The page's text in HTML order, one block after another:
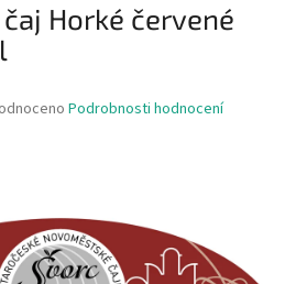
Horké červené
Podrobnosti hodnocení